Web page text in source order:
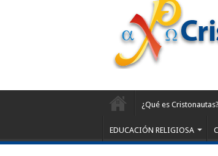
¿Qué es Cristonautas?
EDUCACIÓN RELIGIOSA